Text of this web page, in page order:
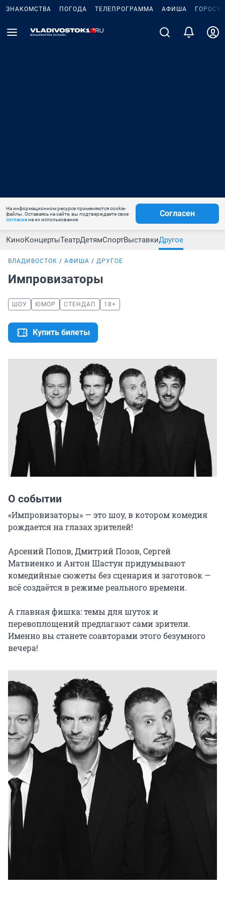
ЗНАКОМСТВА ПОГОДА ТЕЛЕПРОГРАММА АФИША
На информационном ресурсе применяются cookie-
файлы. Оставаясь на сайте, вы подтверждаете свое
согласиена их использование.
Согласен
КиноКонцертыТеатрДетямСпортВыставкиДругое
ВЛАДИВОСТОК АФИША ДРУГОЕ
Импровизаторы
ШОУ ЮМОР СТЕНДАП 18+
Купить билеты
О событии
«Импровизаторы» — это шоу, в котором комедия
рождается на глазах зрителей!
Арсений Попов, Дмитрий Позов, Сергей
Матвиенко и Антон Шастун придумывают
комедийные сюжеты без сценария и заготовок —
всё создаётся в режиме реального времени.
А главная фишка: темы для шуток и
перевоплощений предлагают сами зрители.
Именно вы станете соавторами этого безумного
вечера!